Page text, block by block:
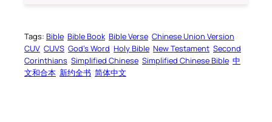
Tags: Bible Bible Book Bible Verse Chinese Union Version
CUV CUVS God’s Word Holy Bible New Testament Second
Corinthians Simplified Chinese Simplified Chinese Bible 中
文和合本 新约全书 简体中文